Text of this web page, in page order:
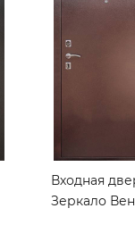
Входная
Зеркало